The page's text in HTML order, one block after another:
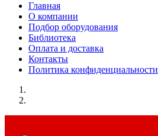
Главная
О компании
Подбор оборудования
Библиотека
Оплата и доставка
Контакты
Политика конфиденциальности